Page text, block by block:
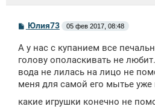
С
б
щ
н
и
Юлия73 05 фев 2017, 08:48
А у нас с купанием все
голову ополаскивать не
вода не лилась на лицо не
меня для самой его мытье
какие игрушки конечно не